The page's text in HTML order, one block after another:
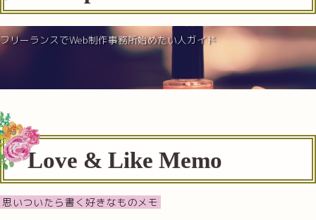
フリーランスでWeb制作事務所始めたい人ガイド
Love & Like Memo
思いついたら書く好きなものメモ